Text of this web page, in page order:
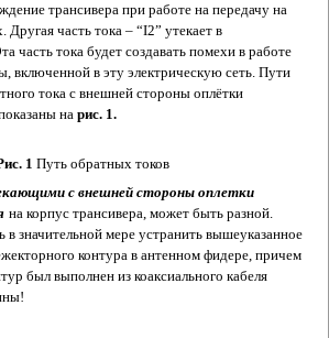
трансивера при работе на передачу на
Другая часть тока – “I2” утекает в
часть тока будет создавать помехи в работе
включенной в эту электрическую сеть.Пути
тока с внешней стороны оплётки
нарис. 1.
1 Путь обратных токов
с внешней стороны оплетки
на корпус трансивера, может быть разной.
в значительной мере устранить вышеуказанное
контура в антенном фидере, причем
был выполнен из коаксиального кабеля